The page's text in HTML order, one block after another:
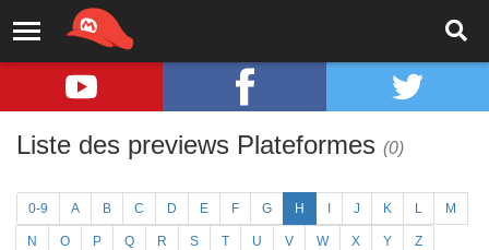
Liste des previews Plateformes (0)
0-9 A B C D E F G H J K L M
N O P Q R S T U V W X Y Z